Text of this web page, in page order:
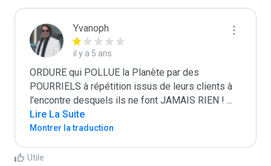
Yvanoph
il y a 5 ans
ORDURE qui POLLUE la Planète par des
POURRIELS à répétition issus de leurs clients à
l'encontre desquels ils ne font JAMAIS RIEN ! ...
Lire La Suite
Montrer la traduction
Utile